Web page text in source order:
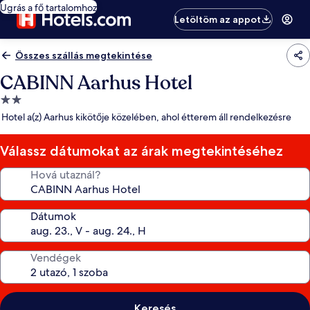
Ugrás a fő tartalomhoz
Letöltöm az appot
Összes szállás megtekintése
CABINN Aarhus Hotel
2.0
csillagos
Hotel a(z) Aarhus kikötője közelében, ahol étterem áll rendelkezésre
Válassz dátumokat az árak megtekintéséhez
Hová utaznál?
Dátumok
Vendégek